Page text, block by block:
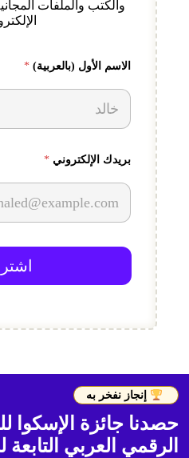
والكتب والملفات
الاسم الأول (بالعربية)*
بريدك الإلكتروني*
ب
ل
ر
ة
إنجاز نفخر به
حصدنا جائزة الإسكوا
الرقمي العربي التابعة